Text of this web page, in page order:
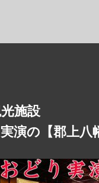
施設
演の【郡上八